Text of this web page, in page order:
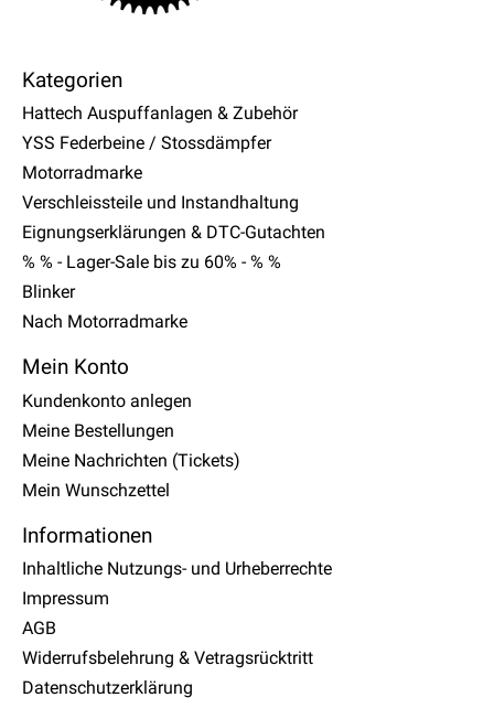
Kategorien
Hattech Auspuffanlagen & Zubehör
YSS Federbeine / Stossdämpfer
Motorradmarke
Verschleissteile und Instandhaltung
Eignungserklärungen & DTC-Gutachten
% % - Lager-Sale bis zu 60% - % %
Blinker
Nach Motorradmarke
Mein Konto
Kundenkonto anlegen
Meine Bestellungen
Meine Nachrichten (Tickets)
Mein Wunschzettel
Informationen
Inhaltliche Nutzungs- und Urheberrechte
Impressum
AGB
Widerrufsbelehrung & Vetragsrücktritt
Datenschutzerklärung